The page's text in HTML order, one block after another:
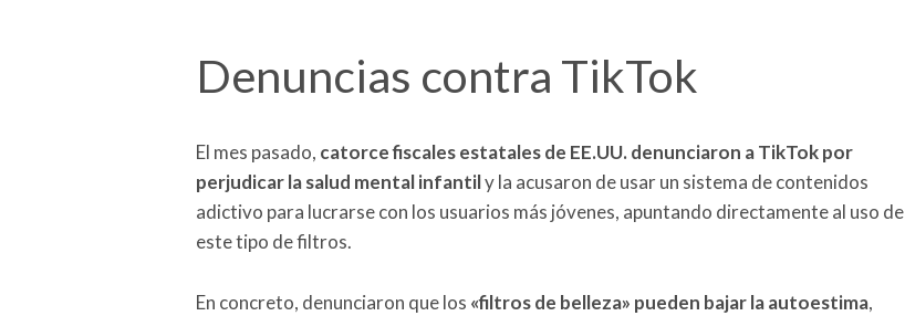
Denuncias contra TikTok
El mes pasado, catorce fiscales estatales de EE.UU. denunciaron a TikTok por
perjudicar la salud mental infantily la acusaron de usar un sistema de contenidos
adictivo para lucrarse con los usuarios más jóvenes, apuntando directamente al uso de
este tipo de filtros.
En concreto, denunciaron que los «filtros de belleza» pueden bajar la autoestima,